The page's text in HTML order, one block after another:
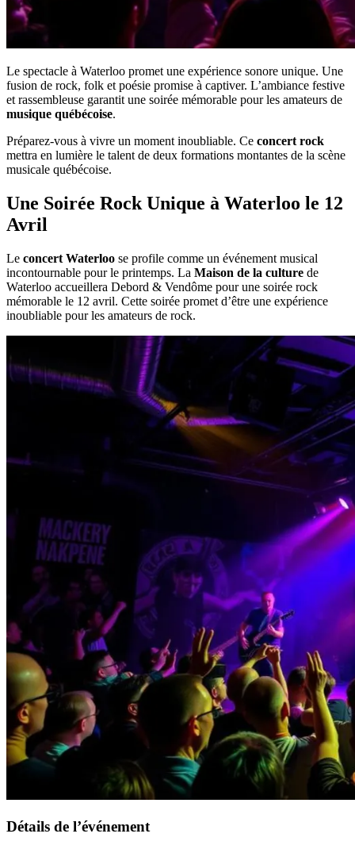
Le spectacle à Waterloo promet une expérience sonore unique. Une
fusion de rock, folk et poésie promise à captiver. L’ambiance festive
et rassembleuse garantit une soirée mémorable pour les amateurs de
musique québécoise.
Préparez-vous à vivre un moment inoubliable. Ce concert rock
mettra en lumière le talent de deux formations montantes de la scène
musicale québécoise.
Une Soirée Rock Unique à Waterloo le 12
Avril
Le concert Waterloo se profile comme un événement musical
incontournable pour le printemps. La Maison de la culture de
Waterloo accueillera Debord & Vendôme pour une soirée rock
mémorable le 12 avril. Cette soirée promet d’être une expérience
inoubliable pour les amateurs de rock.
Détails de l’événement